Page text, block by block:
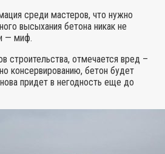
среди мастеров, что нужно
высыхания бетона никак не
— миф.
строительства, отмечается вред –
консервированию, бетон будет
придет в негодность еще до